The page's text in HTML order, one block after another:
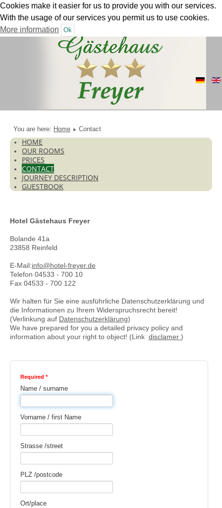
Cookies make it easier for us to provide you with our services.
With the usage of our services you permit us to use cookies.
More information
Ok
You are here: Home Contact
HOME
OUR ROOMS
PRICES
CONTACT
JOURNEY DESCRIPTION
GUESTBOOK
Hotel Gästehaus Freyer
Bolande 41a
23858 Reinfeld
E-Mail:info@hotel-freyer.de
Telefon 04533 - 700 10
Fax 04533 - 700 122
Wir halten für Sie eine ausführliche Datenschutzerklärung und
die Informationen zu Ihrem Widerspruchsrecht bereit!
(Verlinkung auf Datenschutzerklärung)
We have prepared for you a detailed privacy policy and
information about your right to object! (Link disclamer )
Required *
Name / surname
Vorname / first Name
Strasse /street
PLZ /postcode
Ort/place